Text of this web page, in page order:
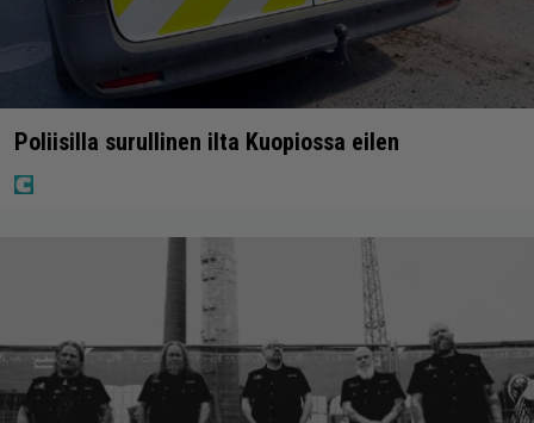
Poliisilla surullinen ilta Kuopiossa eilen